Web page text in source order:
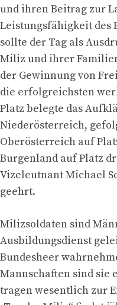
und ihren Beitrag zur
Leistungsfähigkeit des
sollte der Tag als
Miliz und ihrer
der Gewinnung von
die erfolgreichsten
Platz belegte das
Niederösterreich,
Oberösterreich auf
Burgenland auf Platz
Vizeleutnant Michael
geehrt.
Milizsoldaten sind
Ausbildungsdienst
Bundesheer
Mannschaften sind sie
tragen wesentlich zur